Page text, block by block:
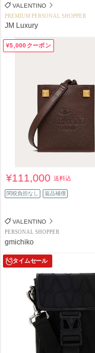
VALENTINO
PREMIUM PERSONAL SHOPPER
JM Luxury
¥5,000クーポン
¥111,000送料込
関税負担なし 返品補償
VALENTINO
PERSONAL SHOPPER
gmichiko
タイムセール